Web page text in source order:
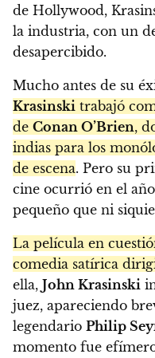
de Hollywood,
la industria, con un
desapercibido.
Mucho antes de su
Krasinski trabajó
de Conan O’Brien,
indias para los
de escena. Pero su
cine ocurrió en el
pequeño que ni
La película en
comedia satírica
ella, John Krasinski
juez, apareciendo
legendario Philip
momento fue